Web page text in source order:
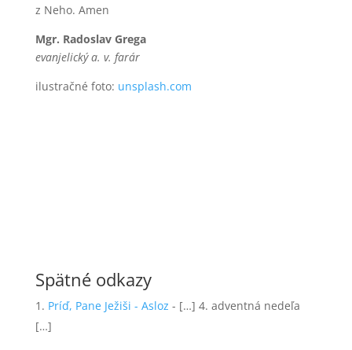
z Neho. Amen
Mgr. Radoslav Grega
evanjelický a. v. farár
ilustračné foto: unsplash.com
Spätné odkazy
Príď, Pane Ježiši - Asloz - […] 4. adventná nedeľa
[…]